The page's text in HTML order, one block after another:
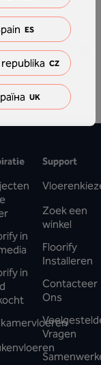
in
in
Support
Zoek een
winkel
Floorify
Installeren
Contacteer
Ons
Vragen
ES
CZ
UK